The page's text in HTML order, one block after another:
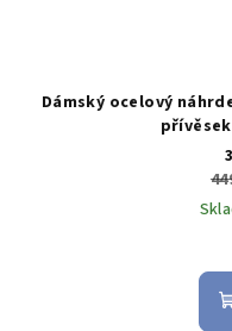
Dámský ocelový